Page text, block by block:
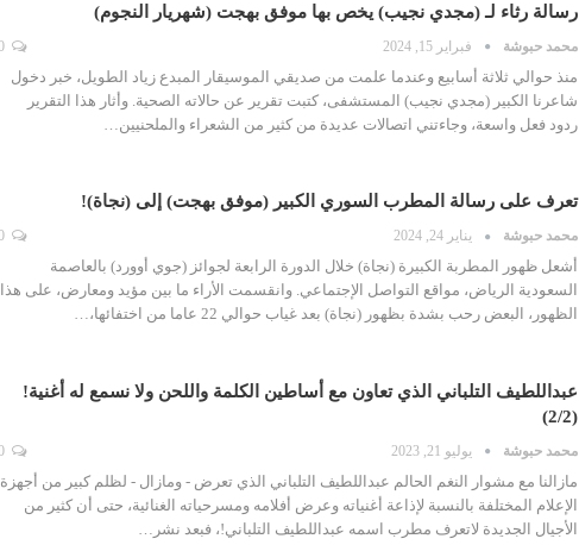
رسالة رثاء لـ (مجدي نجيب) يخص بها موفق بهجت (شهريار النجوم)
محمد حبوشة فبراير 15, 2024
منذ حوالي ثلاثة أسابيع وعندما علمت من صديقي الموسيقار المبدع زياد الطويل، خبر دخول
شاعرنا الكبير (مجدي نجيب) المستشفى، كتبت تقرير عن حالاته الصحية. وأثار هذا التقرير
ردود فعل واسعة، وجاءتني اتصالات عديدة من كثير من الشعراء والملحنيين…
تعرف على رسالة المطرب السوري الكبير (موفق بهجت) إلى (نجاة)!
محمد حبوشة يناير 24, 2024
أشعل ظهور المطربة الكبيرة (نجاة) خلال الدورة الرابعة لجوائز (جوي أوورد) بالعاصمة
السعودية الرياض، مواقع التواصل الإجتماعي. وانقسمت الأراء ما بين مؤيد ومعارض، على هذا
الظهور، البعض رحب بشدة بظهور (نجاة) بعد غياب حوالي 22 عاما من اختفائها،…
عبداللطيف التلباني الذي تعاون مع أساطين الكلمة واللحن ولا نسمع له أغنية!
(2/2)
محمد حبوشة يوليو 21, 2023
مازالنا مع مشوار النغم الحالم عبداللطيف التلباني الذي تعرض - ومازال - لظلم كبير من أجهزة
الإعلام المختلفة بالنسبة لإذاعة أغنياته وعرض أفلامه ومسرحياته الغنائية، حتى أن كثير من
الأجيال الجديدة لاتعرف مطرب اسمه عبداللطيف التلباني!، فبعد نشر…